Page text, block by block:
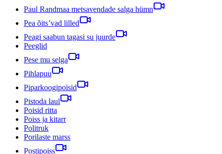
Paul Randmaa metsavendade salga hümn
Pea õits’vad lilled
Peagi saabun tagasi su juurde
Peeglid
Pese mu selga
Pihlapuu
Piparkoogipoisid
Pistoda laul
Poisid ritta
Poiss ja kitarr
Politruk
Porilaste marss
Postipoiss